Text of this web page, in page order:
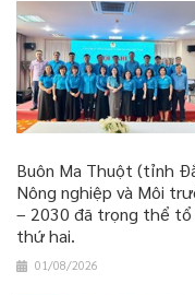
Buôn Ma Thuột (tỉnh
Nông nghiệp và Môi
– 2030 đã trọng thể tổ
thứ hai.
01/08/2026